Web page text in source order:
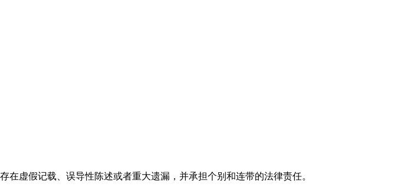
虚假记载、误导性陈述或者重大遗漏，并承担个别和连带的法律责任。